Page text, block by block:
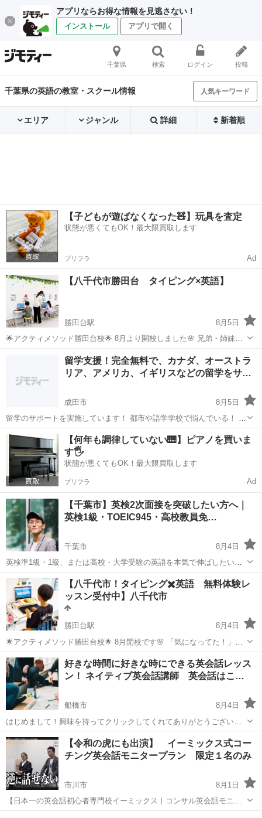
アプリならお得な情報を見逃さない！
インストール アプリで開く
千葉県 検索 ログイン 投稿
千葉県の英語の教室・スクール情報 人気キーワード
エリア ジャンル 詳細 新着順
【子どもが遊ばなくなった🧸】玩具を査定
状態が悪くてもOK！最大限買取します
プリフラ Ad
【八千代市勝田台 タイピング×英語】
勝田台駅
8月5日
🌟アクティメソッド勝田台校🌟 8月より開校しました🌸 兄弟・姉妹で
一緒の時間に通えるのも アクティメソッドの魅力✨ 「学年が違うから
時間が合わない…」 「送迎が何度もあって大変…」 そんなご家庭にも
嬉しいポイント💡 ...
八千代市 勝田台駅 英語/基礎英語 タイピング
留学支援！完全無料で、カナダ、オーストラ
リア、アメリカ、イギリスなどの留学をサ…
成田市
8月5日
留学のサポートを実施しています！ 都市や語学学校で悩んでいる！ 現
地の住まいやホームステイ先を探している！ そもそも留学が漠然とし
てて、何を考えたら良いかわからない！ そんな方は是非お気軽にご相
談ください(^ ^) ...
千葉 成田市 その他
【何年も調律していない🎹】ピアノを買いま
す🖐️
状態が悪くてもOK！最大限買取します
プリフラ Ad
【千葉市】英検2次面接を突破したい方へ｜
英検1級・TOEIC945・高校教員免…
千葉市
8月4日
英検準1級・1級、または高校・大学受験の英語を本気で伸ばしたい方
へ。 帰国子女としてNYで育ち、英語はネイティブレベル。個別指導塾
での指導経験と英語ディベートのバックグラウンドを活かし、読む・
書く・話すを総合的に鍛えま...
千葉 千葉市 英会話 1級
【八千代市！タイピング✖️英語 無料体験レ
ッスン受付中】八千代市
勝田台駅
8月4日
🌟アクティメソッド勝田台校🌟 8月開校です🌸 「気になってた！」
「ちょっとやってみたい！」 そんな方にぴったりの体験会を8月も開
催します😊 ぜひ一度ご参加ください💫 初めての方も大歓迎✨ 楽しく
体験できる内容になっ...
千葉 八千代市 勝田台駅 英語/基礎英語
タッチタイピング
好きな時間に好きな時にできる英会話レッス
ン！ ネイティブ英会話講師 英会話はこ…
船橋市
8月4日
はじめまして！興味を持ってクリックしてくれてありがとうございま
す。 長文で長くなりますが、読むだけで英会話を学ぶポイントになっ
てもらえたら嬉しいと思います。 より多くの人に英会話や言語の仕組
みを私なりの解釈で伝わ...
千葉 船橋市 英語 敬語
【令和の虎にも出演】 イーミックス式コー
チング英会話モニタープラン 限定１名のみ
市川市
8月1日
【日本一の英会話初心者専門校イーミックス｜コンサル英会話モニタ
ープランのご案内】 創立２０年の信頼と実績 TOEICや英検にも効果